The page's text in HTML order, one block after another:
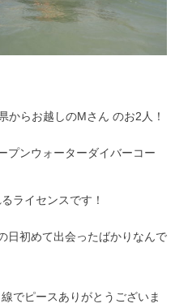
からお越しのMさん のお2人！
プンウォーターダイバーコー
ライセンスです！
日初めて出会ったばかりなんで
でピースありがとうございま